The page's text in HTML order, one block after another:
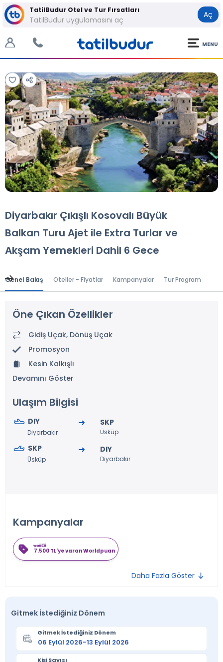
TatilBudur Otel ve Tur Fırsatları
TatilBudur uygulamasını aç
Aç
MENU
Tüm Fotoğraflar
Diyarbakır Çıkışlı Kosovalı Büyük
Balkan Turu Ajet ile Extra Turlar ve
Akşam Yemekleri Dahil 6 Gece
Genel Bakış Oteller - Fiyatlar Kampanyalar Tur Programı
Öne Çıkan Özellikler
Gidiş Uçak, Dönüş Uçak
Promosyon
Kesin Kalkışlı
Devamını Göster
Ulaşım Bilgisi
DIY
Diyarbakır
SKP
Üsküp
SKP
Üsküp
DIY
Diyarbakır
Kampanyalar
7.500 TL'ye varan Worldpuan
Daha Fazla Göster
Gitmek İstediğiniz Dönem
Gitmek İstediğiniz Dönem
Kişi Sayısı